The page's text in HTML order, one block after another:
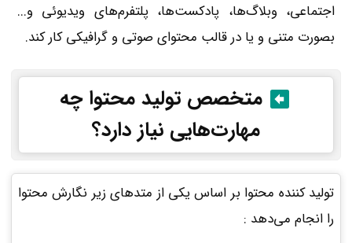
اجتماعی، وبلاگ‌ها، پادکست‌ها، پلتفرم‌های ویدیوئی و...
بصورت متنی و یا در قالب محتوای صوتی و گرافیکی کار کند.
متخصص تولید محتوا چه
مهارت‌هایی نیاز دارد؟
تولید کننده محتوا بر اساس یکی از متدهای زیر نگارش محتوا
را انجام می‌دهد :